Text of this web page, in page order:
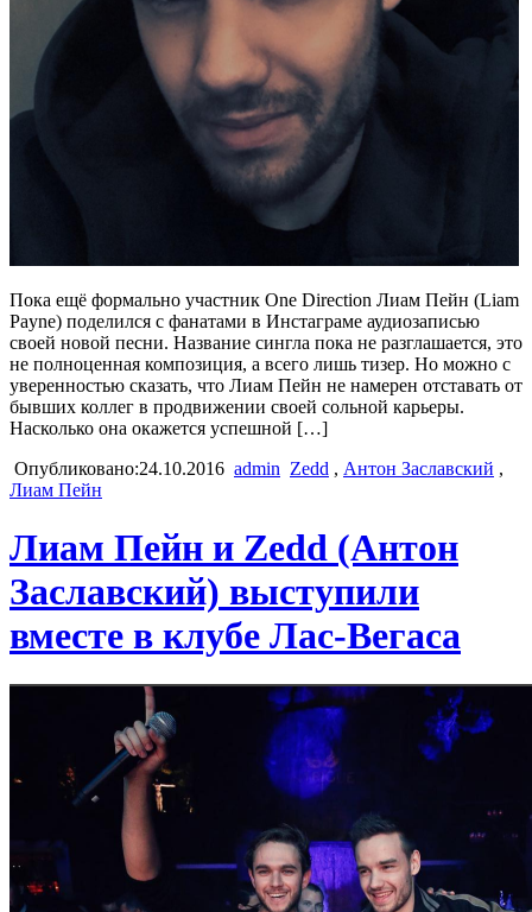
Пока ещё формально участник One Direction Лиам Пейн (Liam
Payne) поделился с фанатами в Инстаграме аудиозаписью
своей новой песни. Название сингла пока не разглашается, это
не полноценная композиция, а всего лишь тизер. Но можно с
уверенностью сказать, что Лиам Пейн не намерен отставать от
бывших коллег в продвижении своей сольной карьеры.
Насколько она окажется успешной […]
Опубликовано:24.10.2016 admin Zedd , Антон Заславский ,
Лиам Пейн
Лиам Пейн и Zedd (Антон
Заславский) выступили
вместе в клубе Лас-Вегаса